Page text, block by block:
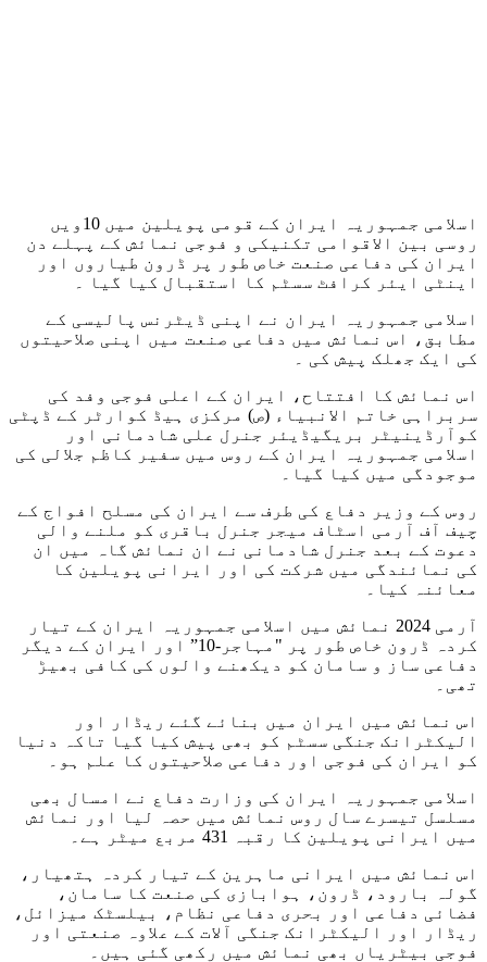
اسلامی جمہوریہ ایران کے قومی پویلین میں 10ویں
روسی بین الاقوامی تکنیکی و فوجی نمائش کے پہلے دن
ایران کی دفاعی صنعت خاص طور پر ڈرون طیاروں اور
اینٹی ایئر کرافٹ سسٹم کا استقبال کیا گيا ۔
اسلامی جمہوریہ ایران نے اپنی ڈیٹرنس پالیسی کے
مطابق، اس نمائش میں دفاعی صنعت میں اپنی صلاحیتوں
کی ایک جھلک پیش کی ۔
اس نمائش کا افتتاح، ایران کے اعلی فوجی وفد کی
سربراہی خاتم الانبیاء (ص) مرکزی ہیڈ کوارٹر کے ڈپٹی
کوآرڈینیٹر بریگیڈیئر جنرل علی شادمانی اور
اسلامی جمہوریہ ایران کے روس میں سفیر کاظم جلالی کی
موجودگی میں کیا گیا۔
روس کے وزیر دفاع کی طرف سے ایران کی مسلح افواج کے
چیف آف آرمی اسٹاف میجر جنرل باقری کو ملنے والی
دعوت کے بعد جنرل شادمانی نے ان نمائش گاہ میں ان
کی نمائندگی میں شرکت کی اور ایرانی پویلین کا
معائنہ کیا۔
آرمی 2024 نمائش میں اسلامی جمہوریہ ایران کے تیار
کردہ ڈرون خاص طور پر "مہاجر-10” اور ایران کے دیگر
دفاعی ساز و سامان کو دیکھنے والوں کی کافی بھیڑ
تھی۔
اس نمائش میں ایران میں بنائے گئے ریڈار اور
الیکٹرانک جنگی سسٹم کو بھی پیش کیا گيا تاکہ دنیا
کو ایران کی فوجی اور دفاعی صلاحیتوں کا علم ہو۔
اسلامی جمہوریہ ایران کی وزارت دفاع نے امسال بھی
مسلسل تیسرے سال روس نمائش میں حصہ لیا اور نمائش
میں ایرانی پویلین کا رقبہ 431 مربع میٹر ہے۔
اس نمائش میں ایرانی ماہرین کے تیار کردہ ہتھیار،
گولہ بارود، ڈرون، ہوابازی کی صنعت کا سامان،
فضائی دفاعی اور بحری دفاعی نظام، بیلسٹک میزائل،
ریڈار اور الیکٹرانک جنگی آلات کے علاوہ صنعتی اور
فوجی بیٹریاں بھی نمائش میں رکھی گئی ہیں۔